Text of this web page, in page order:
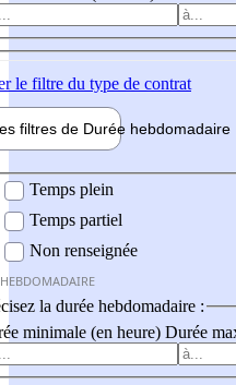
le filtre du type de contrat
filtres de Durée hebdomadaire
Temps plein
Temps partiel
Non renseignée
la durée hebdomadaire :
minimale (en heure) Durée